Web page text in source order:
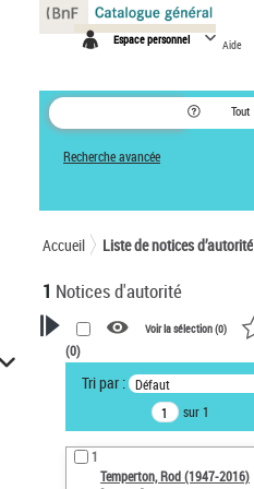
Espace personnel Aide
Tout
Recherche avancée
Accueil Liste de notices d’autorité
1 Notices d'autorité
VOTRE RECHERCHE
Recherche avancée dans les
notices d’autorité
Œuvres liées à l'auteur :
Temperton, Rod (1947-2016)
Voir la sélection (0)
(0)
Tri par : Défaut
sur 1
1
Temperton, Rod (1947-2016)
Panneau de gestion des cookies